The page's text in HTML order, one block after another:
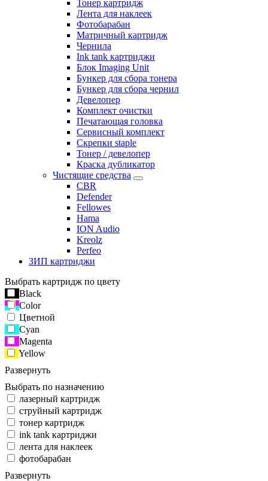
Тонер картридж
Лента для наклеек
Фотобарабан
Матричный картридж
Чернила
Ink tank картриджи
Блок Imaging Unit
Бункер для сбора тонера
Бункер для сбора чернил
Девелопер
Комплект очистки
Печатающая головка
Сервисный комплект
Скрепки staple
Тонер / девелопер
Краска дубликатор
Чистящие средства
CBR
Defender
Fellowes
Hama
ION Audio
Kreolz
Perfeo
ЗИП картриджи
Выбрать картридж по цвету
Black
Color
Цветной
Cyan
Magenta
Yellow
Развернуть
Выбрать по назначению
лазерный картридж
струйный картридж
тонер картридж
ink tank картриджи
лента для наклеек
фотобарабан
Развернуть